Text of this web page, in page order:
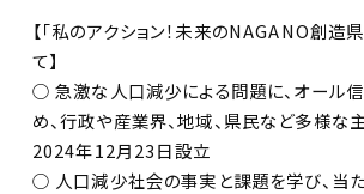
【「私のアクション！未来のNAGANO創造
て】
○ 急激な人口減少による問題に、オール
め、行政や産業界、地域、県民など多様な
2024年12月23日設立
○ 人口減少社会の事実と課題を学び、当た